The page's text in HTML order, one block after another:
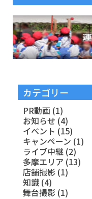
カテゴリー
PR動画 (1)
お知らせ (4)
イベント (15)
キャンペーン (1)
ライブ中継 (2)
多摩エリア (13)
店舗撮影 (1)
知識 (4)
舞台撮影 (1)